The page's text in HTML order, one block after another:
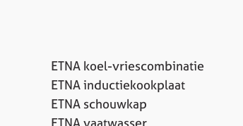
ETNA koel-vriescombinatie
ETNA inductiekookplaat
ETNA schouwkap